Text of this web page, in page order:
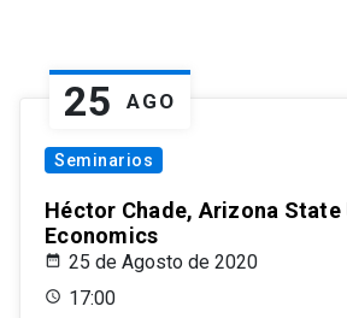
25 AGO
Seminarios
Héctor Chade, Arizona
Economics
25 de Agosto de 2020
17:00